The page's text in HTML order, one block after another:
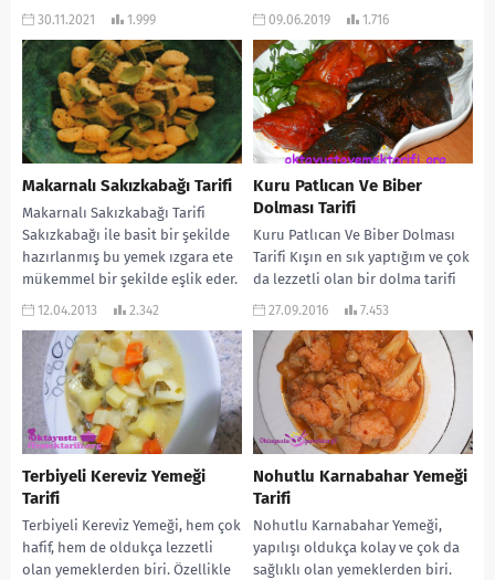
Çünkü börek gibi...
30.11.2021 1.999 09.06.2019 1.716
Makarnalı Sakızkabağı Tarifi
Makarnalı Sakızkabağı Tarifi
Sakızkabağı ile basit bir şekilde
hazırlanmış bu yemek ızgara ete
mükemmel bir şekilde eşlik eder.
Aynı zamanda...
12.04.2013 2.342
Kuru Patlıcan Ve Biber
Dolması Tarifi
Kuru Patlıcan Ve Biber Dolması
Tarifi Kışın en sık yaptığım ve çok
da lezzetli olan bir dolma tarifi
veriyorum sizlere…...
27.09.2016 7.453
Terbiyeli Kereviz Yemeği
Tarifi
Terbiyeli Kereviz Yemeği, hem çok
hafif, hem de oldukça lezzetli
olan yemeklerden biri. Özellikle
Nohutlu Karnabahar Yemeği
Tarifi
Nohutlu Karnabahar Yemeği,
yapılışı oldukça kolay ve çok da
sağlıklı olan yemeklerden biri.